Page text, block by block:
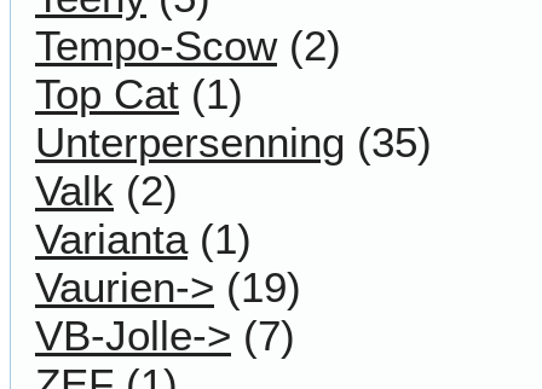
Tempo-Scow(2)
Top Cat (1)
Unterpersenning (35)
Valk (2)
Varianta (1)
Vaurien-> (19)
VB-Jolle-> (7)